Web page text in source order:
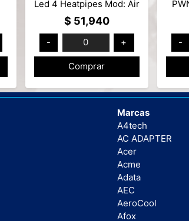
Led 4 Heatpipes Mod: Air
Frost 4 FRGB 3P
$ 51,940
- 0 +
Comprar
-
Marcas
A4tech
AC ADAPTER
Acer
Acme
Adata
AEC
AeroCool
Afox